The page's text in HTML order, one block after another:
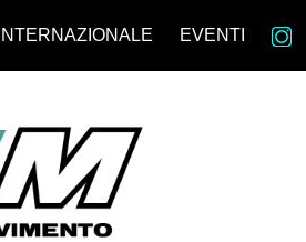
INTERNAZIONALE EVENTI in